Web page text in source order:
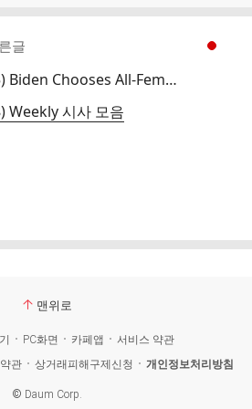
글
(20201129~20201205) Biden Chooses All-Female White House Press Team
Weekly 시사 모음
맨위로
PC화면 카페앱
서비스 약관
관 상거래피해구제신청 개인정보처리방침
© Daum Corp.